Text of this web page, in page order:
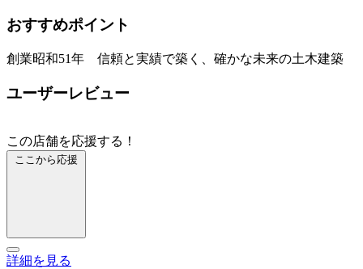
おすすめポイント
創業昭和51年 信頼と実績で築く、確かな未来の土木建築
ユーザーレビュー
この店舗を応援する！
ここから応援
詳細を見る